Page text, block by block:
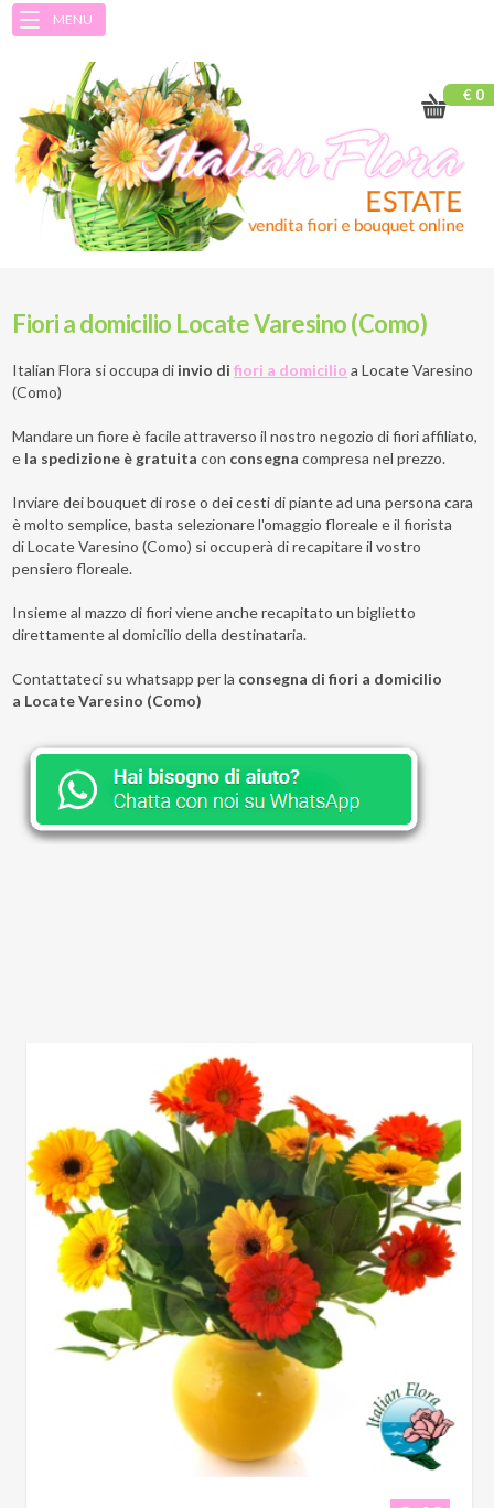
MENU
€ 0
Fiori a domicilio Locate Varesino (Como)
Italian Flora si occupa di invio difiori a domicilio a Locate Varesino
(Como)
Mandare un fiore è facile attraverso il nostro negozio di fiori affiliato,
e la spedizione è gratuita con consegna compresa nel prezzo.
Inviare dei bouquet di rose o dei cesti di piante ad una persona cara
è molto semplice, basta selezionare l'omaggio floreale e il fiorista
di Locate Varesino (Como) si occuperà di recapitare il vostro
pensiero floreale.
Insieme al mazzo di fiori viene anche recapitato un biglietto
direttamente al domicilio della destinataria.
Contattateci su whatsapp per la consegna di fiori a domicilio
a Locate Varesino (Como)